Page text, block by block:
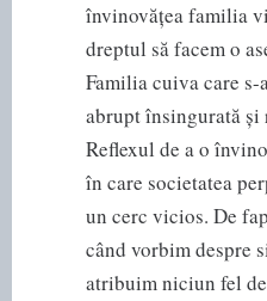
învinovățea familia
dreptul să facem o
Familia cuiva care s-
abrupt însingurată
Reflexul de a o
în care societatea
un cerc vicios. De
când vorbim despre
atribuim niciun fel